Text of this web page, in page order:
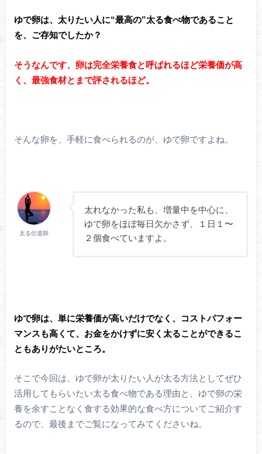
ゆで卵は、太りたい人に“最高の”太る食べ物であること
を、 ご存知でしたか？
そうなんです、卵は完全栄養食と呼ばれるほど栄養価が高
く、最強食材とまで評されるほど。
そんな卵を、手軽に食べられるのが、ゆで卵ですよね。
太る伝道師
太れなかった私も、増量中を中心に、
ゆで卵をほぼ毎日欠かさず、１日１〜
２個食べていますよ。
ゆで卵は、単に栄養価が高いだけでなく、コストパフォー
マンスも高くて、お金をかけずに安く太ることができるこ
ともありがたいところ。
そこで今回は、ゆで卵が太りたい人が太る方法としてぜひ
活用してもらいたい太る食べ物である理由と、ゆで卵の栄
養を余すことなく食する効果的な食べ方についてご紹介す
るので、最後までご覧になってみてくださいね。